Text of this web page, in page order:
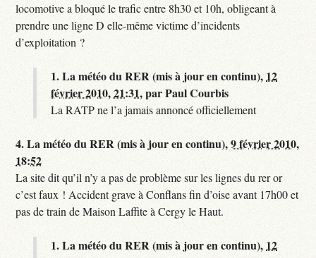
locomotive a bloqué le trafic entre 8h30 et 10h, obligeant à
prendre une ligne D elle-même victime d’incidents
d’exploitation ?
1.La météo du RER (mis à jour en continu), 12
février 2010, 21:31,parPaul Courbis
La RATP ne l’a jamais annoncé officiellement
4.La météo du RER (mis à jour en continu),9 février 2010,
18:52
La site dit qu’il n’y a pas de problème sur les lignes du rer or
c’est faux ! Accident grave à Conflans fin d’oise avant 17h00 et
pas de train de Maison Laffite à Cergy le Haut.
1.La météo du RER (mis à jour en continu), 12